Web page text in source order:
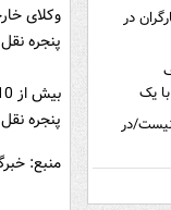
در
یک
در
وکلای
پنجره
پنجره
منبع: